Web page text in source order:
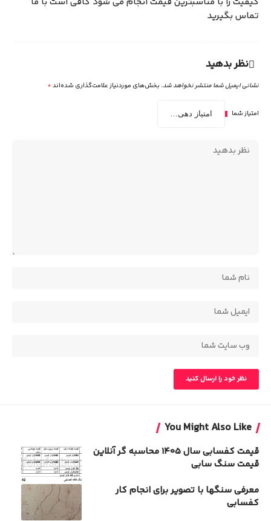
تماس بگیرید
نظر بدهید
نشانی ایمیل شما منتشر نخواهد شد. بخش‌های موردنیاز علامت‌گذاری شده‌اند*
امتیاز شما
You Might Also Like
قیمت کفسابی سال 1405 محاسبه گر آنلاین
قیمت سنگ سابی
معرفی سنگها با تصویر برای انجام کار
کفسابی